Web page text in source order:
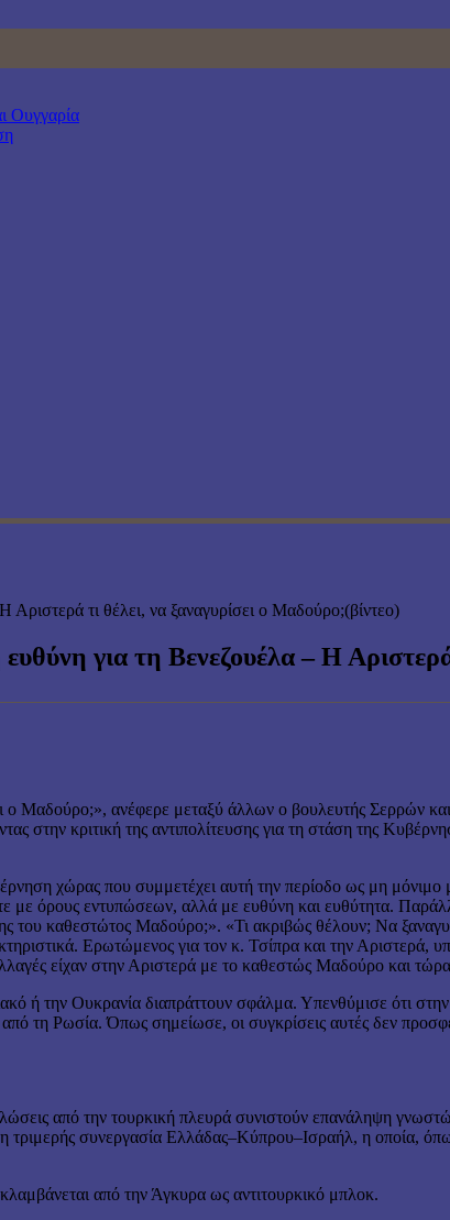
Ουγγαρία
τι θέλει, να ξαναγυρίσει ο Μαδούρο;(βίντεο)
για τη Βενεζουέλα – Η Αριστερά
ο Μαδούρο;», ανέφερε μεταξύ άλλων ο βουλευτής Σερρών
στην κριτική της αντιπολίτευσης για τη στάση της
χώρας που συμμετέχει αυτή την περίοδο ως μη
όρους εντυπώσεων, αλλά με ευθύνη και ευθύτητα.
του καθεστώτος Μαδούρο;». «Τι ακριβώς θέλουν; Να
Ερωτώμενος για τον κ. Τσίπρα και την Αριστερά,
είχαν στην Αριστερά με το καθεστώς Μαδούρο και
ή την Ουκρανία διαπράττουν σφάλμα. Υπενθύμισε ότι
τη Ρωσία. Όπως σημείωσε, οι συγκρίσεις αυτές δεν
από την τουρκική πλευρά συνιστούν επανάληψη
συνεργασία Ελλάδας–Κύπρου–Ισραήλ, η οποία, όπως
από την Άγκυρα ως αντιτουρκικό μπλοκ.